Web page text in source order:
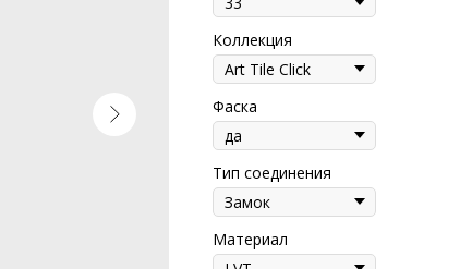
Коллекция
Фаска
Тип соединения
Материал